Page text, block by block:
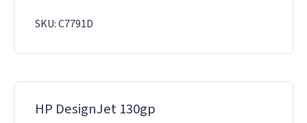
SKU: C7791D
HP DesignJet 130gp